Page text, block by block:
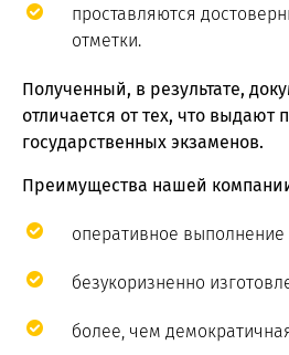
проставляются
отметки.
Полученный, в результате,
отличается от тех, что выдают
государственных экзаменов.
Преимущества нашей
оперативное выполнение
безукоризненно
более, чем